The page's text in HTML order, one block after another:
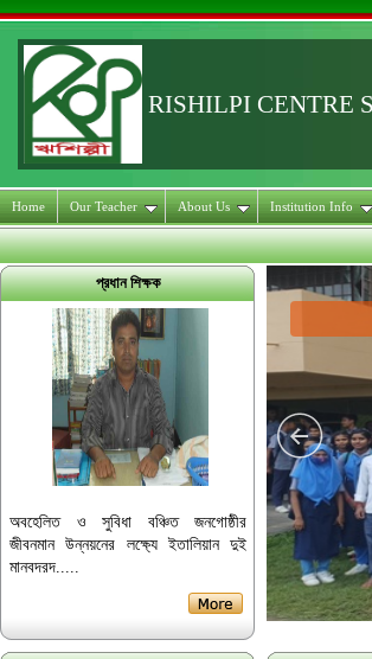
RISHILPI CENTRE
Home Our Teacher About Us Institution Info
প্রধান শিক্ষক
অবহেলিত ও সুবিধা বঞ্চিত জনগোষ্ঠীর
জীবনমান উন্নয়নের লক্ষ্যে ইতালিয়ান দুই
মানবদরদ.....